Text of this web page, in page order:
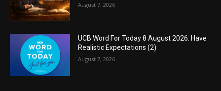
August 7, 2026
UCB Word For Today 8 August 2026: Have
Realistic Expectations (2)
August 7, 2026